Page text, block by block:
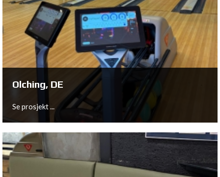
Trondheim, NO
Se prosjekt ...
Olching, DE
Se prosjekt ...